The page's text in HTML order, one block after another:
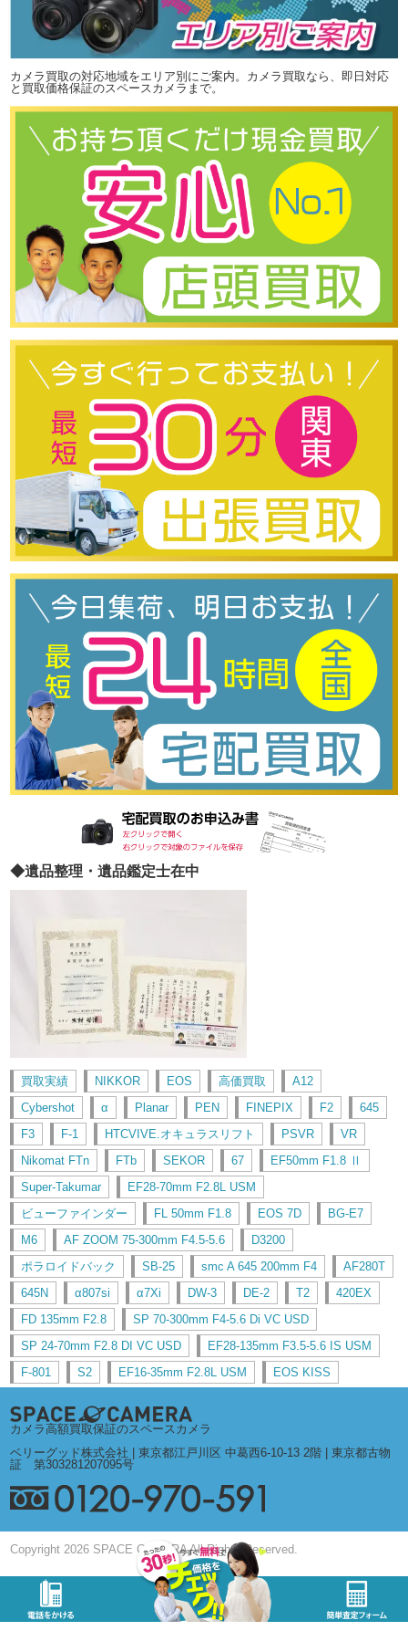
カメラ買取の対応地域をエリア別にご案内。カメラ買取なら、即日対応
と買取価格保証のスペースカメラまで。
◆遺品整理・遺品鑑定士在中
買取実績 NIKKOR EOS 高価買取
A12
Cybershot
α Planar PEN FINEPIX F2
645
F3
F-1 HTCVIVE.オキュラスリフト PSVR
VR
Nikomat FTn
FTb SEKOR 67
EF50mm F1.8 Ⅱ
Super-Takumar
EF28-70mm F2.8L USM
ビューファインダー
FL 50mm F1.8 EOS 7D
BG-E7
M6
AF ZOOM 75-300mm F4.5-5.6
D3200
ポラロイドバック
SB-25 smc A 645 200mm F4
AF280T
645N
α807si α7Xi DW-3 DE-2 T2
420EX
FD 135mm F2.8
SP 70-300mm F4-5.6 Di VC USD
SP 24-70mm F2.8 DI VC USD
EF28-135mm F3.5-5.6 IS USM
F-801
S2 EF16-35mm F2.8L USM EOS KISS
カメラ高額買取保証のスペースカメラ
ベリーグッド株式会社 | 東京都江戸川区 中葛西6-10-13 2階 | 東京都古物
証 第303281207095号
Copyright 2026 SPACE CAMERA All Rights Reserved.